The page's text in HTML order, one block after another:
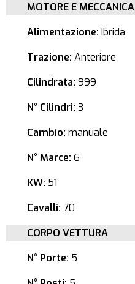
MOTORE E MECCANICA
Alimentazione: Ibrida
Trazione: Anteriore
Cilindrata: 999
N° Cilindri: 3
Cambio: manuale
N° Marce: 6
KW: 51
Cavalli: 70
CORPO VETTURA
N° Porte: 5